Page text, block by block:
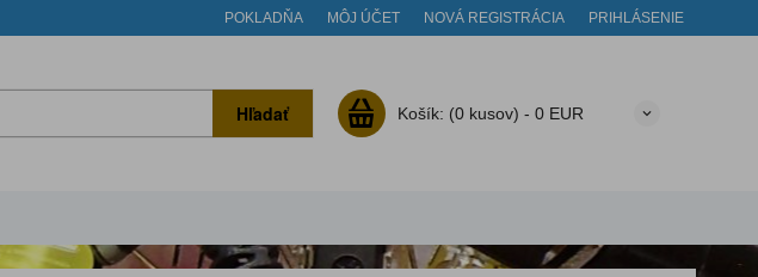
POKLADŇA MÔJ ÚČET NOVÁ REGISTRÁCIA PRIHLÁSENIE
Hľadať Košík: (0 kusov) - 0 EUR